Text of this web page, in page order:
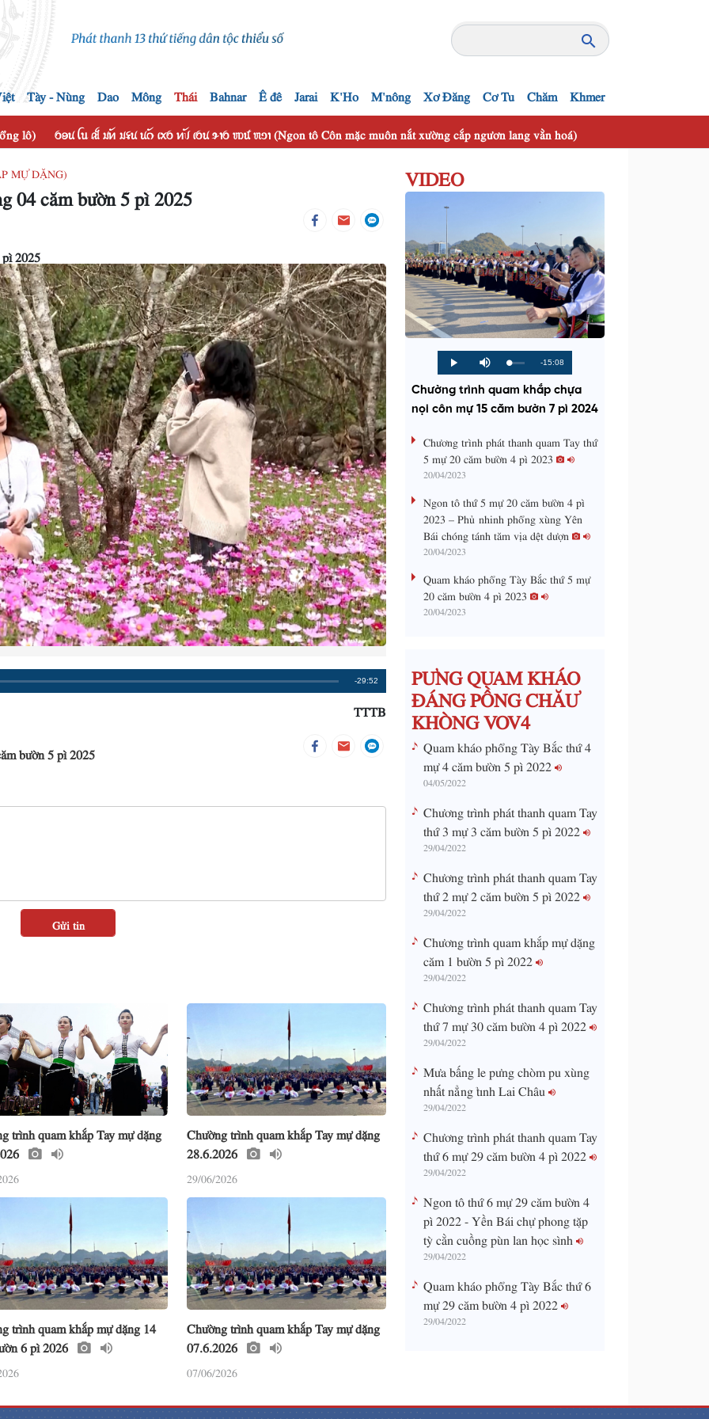
Tày - Nùng Dao Mông Thái Bahnar Ê đê Jarai K'Ho M'nông Xơ Đăng Cơ Tu Chăm Khmer
lô) ꪉꪮꪙ ꪶꪕ ꫛ ꪣꪀꪰ ꪣꪺꪙ ꪙꪒꪰ ꪹꪎꪉ ꪀꪚꪰ ꪹꪉꪙ ꪩꪱꪉ ꪪꪽ ꪬꪫꪱ (Ngon tô Côn mặc muôn nắt xường cắp ngươn lang vằn hoá)
MỰ DẶNG)
04 căm bườn 5 pì 2025
2025
Remaining
-29:52
TTTB
bườn 5 pì 2025
trình quam khắp Tay mự dặng
Chường trình quam khắp Tay mự dặng
28.6.2026
29/06/2026
trình quam khắp mự dặng 14
6 pì 2026
Chường trình quam khắp Tay mự dặng
07.6.2026
07/06/2026
VIDEO
P
l
y
M
u
e
L
o
d
d
:
P
r
g
e
s
%
R
e
m
i
T
i
-15:08
Chường trình quam khắp chựa
nọi côn mự 15 căm bườn 7 pì 2024
Chương trình phát thanh quam Tay thứ
5 mự 20 căm bườn 4 pì 2023
20/04/2023
Ngon tô thứ 5 mự 20 căm bườn 4 pì
2023 – Phủ nhinh phổng xùng Yên
Bái chóng tánh tăm vịa dệt dượn
20/04/2023
Quam kháo phổng Tày Bắc thứ 5 mự
20 căm bườn 4 pì 2023
20/04/2023
PƯNG QUAM KHÁO
ĐÁNG PỒNG CHĂƯ
KHÒNG VOV4
Quam kháo phổng Tày Bắc thứ 4
mự 4 căm bườn 5 pì 2022
04/05/2022
Chương trình phát thanh quam Tay
thứ 3 mự 3 căm bườn 5 pì 2022
29/04/2022
Chương trình phát thanh quam Tay
thứ 2 mự 2 căm bườn 5 pì 2022
29/04/2022
Chương trình quam khắp mự dặng
căm 1 bườn 5 pì 2022
29/04/2022
Chương trình phát thanh quam Tay
thứ 7 mự 30 căm bườn 4 pì 2022
29/04/2022
Mưa bấng le pưng chòm pu xùng
nhất nẳng tỉnh Lai Châu
29/04/2022
Chương trình phát thanh quam Tay
thứ 6 mự 29 căm bườn 4 pì 2022
29/04/2022
Ngon tô thứ 6 mự 29 căm bườn 4
pì 2022 - Yền Bái chự phong tặp
tỳ cằn cuồng pùn lan học sình
29/04/2022
Quam kháo phổng Tày Bắc thứ 6
mự 29 căm bườn 4 pì 2022
29/04/2022